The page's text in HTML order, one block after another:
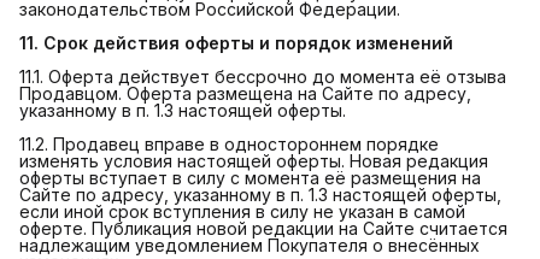
законодательством Российской Федерации.
11. Срок действия оферты и порядок изменений
11.1. Оферта действует бессрочно до момента её отзыва
Продавцом. Оферта размещена на Сайте по адресу,
указанному в п. 1.3 настоящей оферты.
11.2. Продавец вправе в одностороннем порядке
изменять условия настоящей оферты. Новая редакция
оферты вступает в силу с момента её размещения на
Сайте по адресу, указанному в п. 1.3 настоящей оферты,
если иной срок вступления в силу не указан в самой
оферте. Публикация новой редакции на Сайте считается
надлежащим уведомлением Покупателя о внесённых